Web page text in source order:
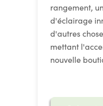
rangement,
d'éclairage
d'autres
mettant
nouvelle